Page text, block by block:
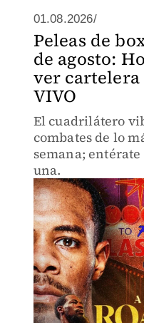
01.08.2026/
Peleas de
de agosto:
ver cartelera
VIVO
El cuadrilátero
combates de lo
semana;
una.